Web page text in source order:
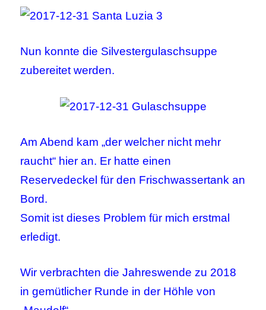
Nun konnte die Silvestergulaschsuppe
zubereitet werden.
Am Abend kam „der welcher nicht mehr
raucht“ hier an. Er hatte einen
Reservedeckel für den Frischwassertank an
Bord.
Somit ist dieses Problem für mich erstmal
erledigt.
Wir verbrachten die Jahreswende zu 2018
in gemütlicher Runde in der Höhle von